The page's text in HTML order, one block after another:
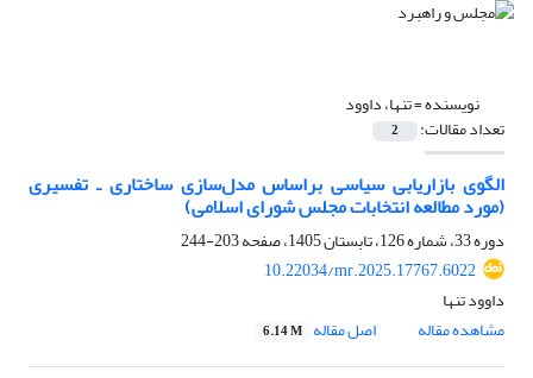
نویسنده =تنها، داوود
تعداد مقالات: 2
الگوی بازاریابی سیاسی براساس مدل‌سازی ساختاری ـ تفسیری
(مورد مطالعه انتخابات مجلس شورای اسلامی)
دوره 33، شماره 126، تابستان 1405، صفحه
203-244
10.22034/mr.2025.17767.6022
داوود تنها
مشاهده مقاله
اصل مقاله 6.14 M